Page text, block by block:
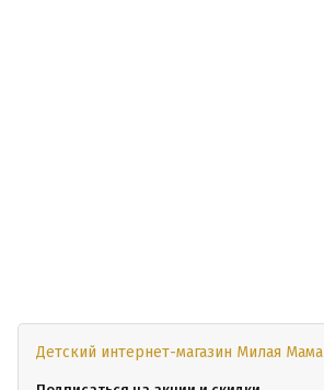
Детский интернет-магазин Милая Мама